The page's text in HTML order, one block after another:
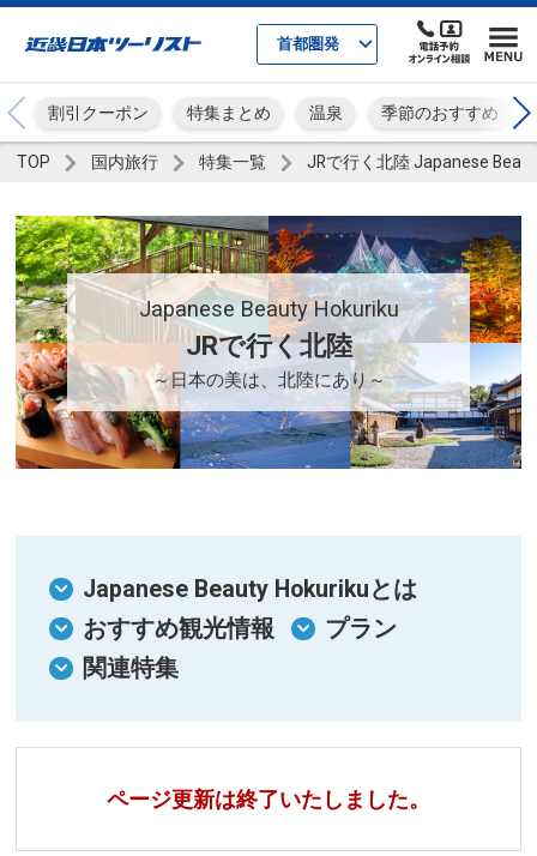
首都圏発
割引クーポン 特集まとめ 温泉 季節のおすすめ
TOP 国内旅行 特集一覧 JRで行く北陸 Japanese
Japanese Beauty Hokuriku
JRで行く北陸
～日本の美は、北陸にあり～
Japanese Beauty Hokurikuとは
おすすめ観光情報
プラン
関連特集
ページ更新は終了いたしました。